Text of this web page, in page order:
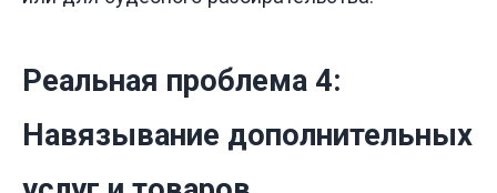
Реальная проблема 4:
Навязывание дополнительных